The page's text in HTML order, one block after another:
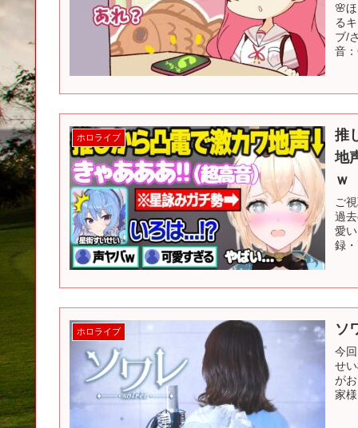
🌸
る
ブ/
音
ホロライブ
推
地
ｗ
ご
過
愛
録
ホロライブ ソ
今
せ
が
家